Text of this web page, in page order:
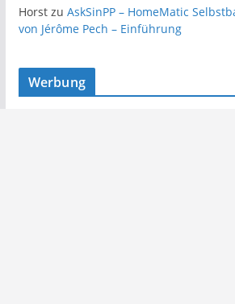
Horstzu AskSinPP – HomeMatic
von Jérôme Pech – Einführung
Werbung